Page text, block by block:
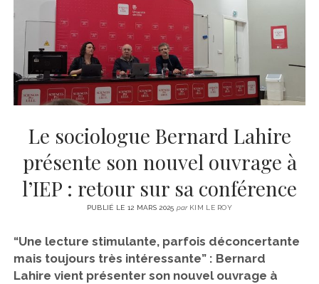
CINÉMA
LITTÉRATURE
ÉCONOMIE
SPORT
MÉDIAS
SANTÉ
instagramemailemail-
form
Le sociologue Bernard Lahire
présente son nouvel ouvrage à
l’IEP : retour sur sa conférence
PUBLIÉ LE 12 MARS 2025 parKIM LE ROY
“Une lecture stimulante, parfois déconcertante
mais toujours très intéressante” : Bernard
Lahire vient présenter son nouvel ouvrage à